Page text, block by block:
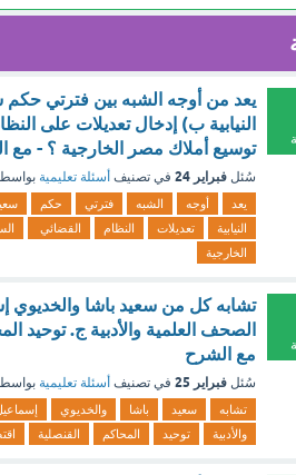
يعد من أوجه الشبه بين فترتي حكم
النيابية ب) إدخال تعديلات على
توسيع أملاك مصر الخارجية ؟ - مع
سُئل فبراير 24 في تصنيف أسئلة تعليمية
يعد أوجه الشبه فترتي حكم
النيابية
تعديلات النظام القضائي
الخارجية
تشابه كل من سعيد باشا والخديوي
الصحف العلمية والأدبية ج. توحيد
مع الشرح
سُئل فبراير 25 في تصنيف أسئلة تعليمية
تشابه سعيد باشا والخديوي
والأدبية
توحيد المحاكم القنصلية